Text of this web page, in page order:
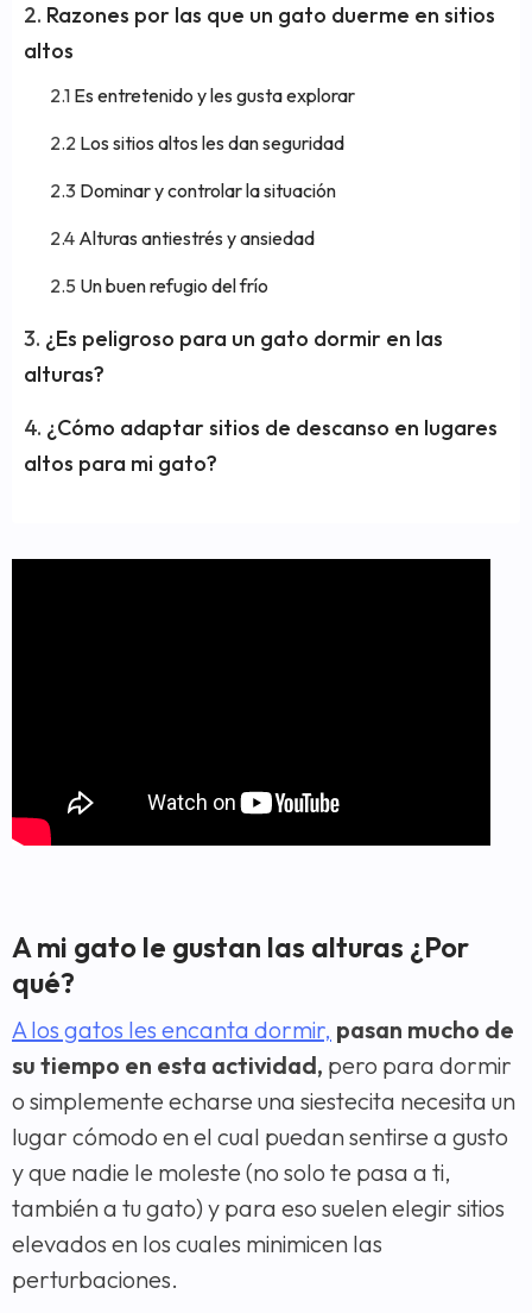
Razones por las que un gato duerme en sitios
altos
Es entretenido y les gusta explorar
Los sitios altos les dan seguridad
Dominar y controlar la situación
Alturas antiestrés y ansiedad
Un buen refugio del frío
¿Es peligroso para un gato dormir en las
alturas?
¿Cómo adaptar sitios de descanso en lugares
altos para mi gato?
A mi gato le gustan las alturas ¿Por
qué?
A los gatos les encanta dormir, pasan mucho de
su tiempo en esta actividad, pero para dormir
o simplemente echarse una siestecita necesita un
lugar cómodo en el cual puedan sentirse a gusto
y que nadie le moleste (no solo te pasa a ti,
también a tu gato) y para eso suelen elegir sitios
elevados en los cuales minimicen las
perturbaciones.